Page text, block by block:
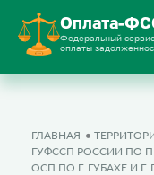
Оплата-
Федеральный
оплаты
ГЛАВНАЯ
ГУФССП РОССИИ ПО
ОСП ПО Г. ГУБАХЕ И